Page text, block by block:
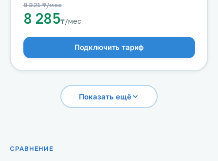
9 321 ₸/мес
8 285₸/мес
Подключить тариф
Показать ещё
СРАВНЕНИЕ